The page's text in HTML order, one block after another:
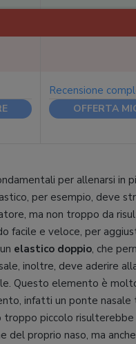
Recensione
OFFERTA
per allenarsi in
per esempio, deve
ma non troppo da
facile e veloce, per
elastico doppio, che
inoltre, deve aderire
Questo elemento è
infatti un ponte
troppo piccolo
del proprio naso, ma